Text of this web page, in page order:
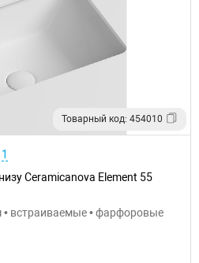
Товарный код: 454010
Ceramicanova Element 55
встраиваемые • фарфоровые